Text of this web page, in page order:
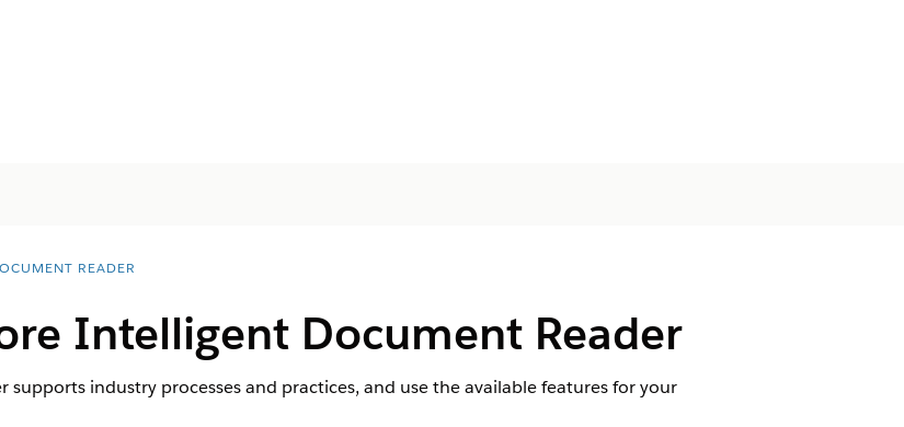
READER
Intelligent Document Reader
industry processes and practices, and use the available features for your